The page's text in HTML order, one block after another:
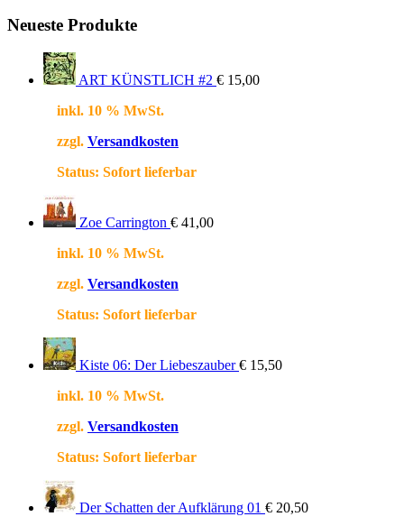
Neueste Produkte
ART KÜNSTLICH #2 € 15,00
inkl. 10 % MwSt.
zzgl. Versandkosten
Status: Sofort lieferbar
Zoe Carrington € 41,00
inkl. 10 % MwSt.
zzgl. Versandkosten
Status: Sofort lieferbar
Kiste 06: Der Liebeszauber € 15,50
inkl. 10 % MwSt.
zzgl. Versandkosten
Status: Sofort lieferbar
Der Schatten der Aufklärung 01 € 20,50